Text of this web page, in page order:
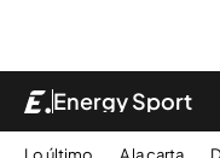
Energy Sport
Lo último A la carta